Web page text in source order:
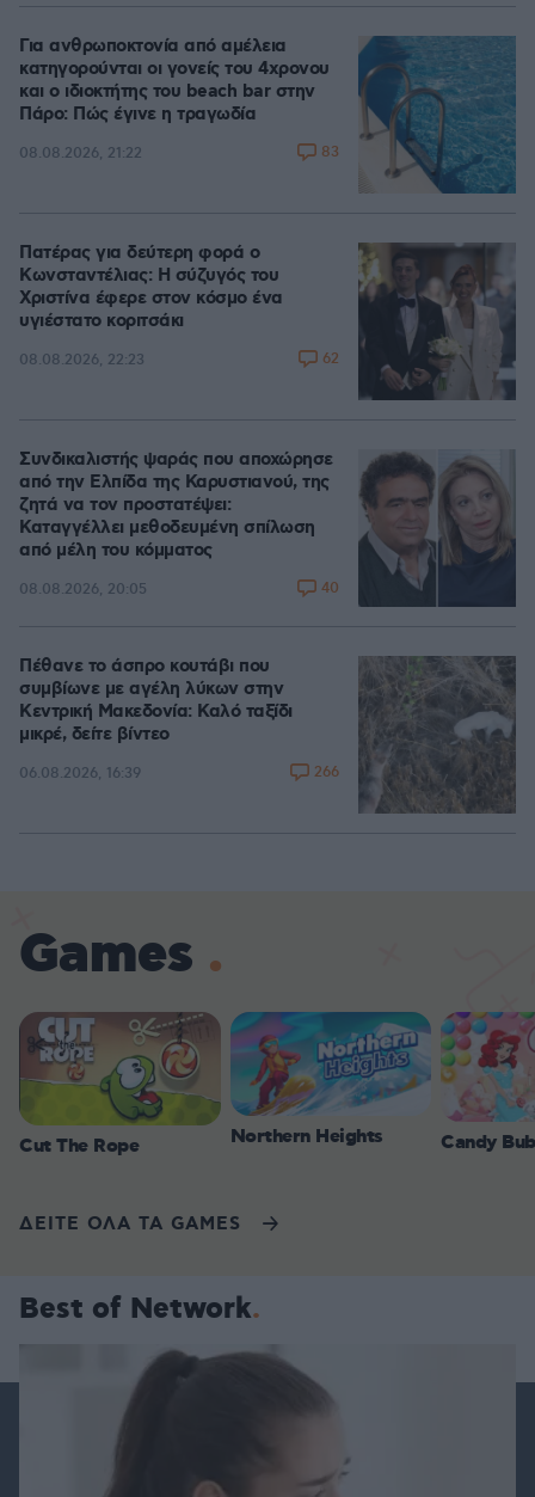
Για ανθρωποκτονία από αμέλεια
κατηγορούνται οι γονείς του 4χρονου
και ο ιδιοκτήτης του beach bar στην
Πάρο: Πώς έγινε η τραγωδία
08.08.2026, 21:22 83
Πατέρας για δεύτερη φορά ο
Κωνσταντέλιας: Η σύζυγός του
Χριστίνα έφερε στον κόσμο ένα
υγιέστατο κοριτσάκι
08.08.2026, 22:23 62
Συνδικαλιστής ψαράς που αποχώρησε
από την Ελπίδα της Καρυστιανού, της
ζητά να τον προστατέψει:
Καταγγέλλει μεθοδευμένη σπίλωση
από μέλη του κόμματος
08.08.2026, 20:05 40
Πέθανε το άσπρο κουτάβι που
συμβίωνε με αγέλη λύκων στην
Κεντρική Μακεδονία: Καλό ταξίδι
μικρέ, δείτε βίντεο
06.08.2026, 16:39 266
Games
Cut The Rope Northern Heights Candy
ΔΕΙΤΕ ΟΛΑ ΤΑ GAMES
Best of Network